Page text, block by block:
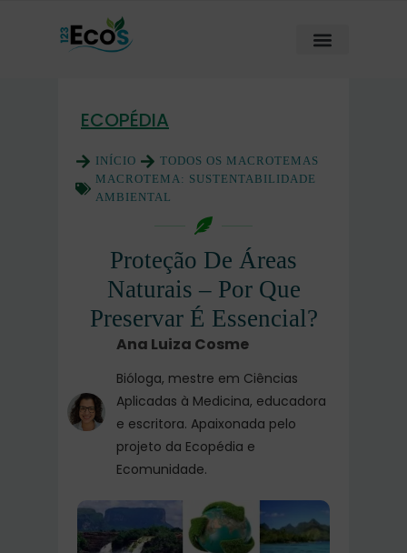
ECOPÉDIA
INÍCIO
TODOS OS MACROTEMAS
MACROTEMA: SUSTENTABILIDADE
AMBIENTAL
Proteção De Áreas
Naturais – Por Que
Preservar É Essencial?
Ana Luiza Cosme
Bióloga, mestre em Ciências
Aplicadas à Medicina, educadora
e escritora. Apaixonada pelo
projeto da Ecopédia e
Ecomunidade.